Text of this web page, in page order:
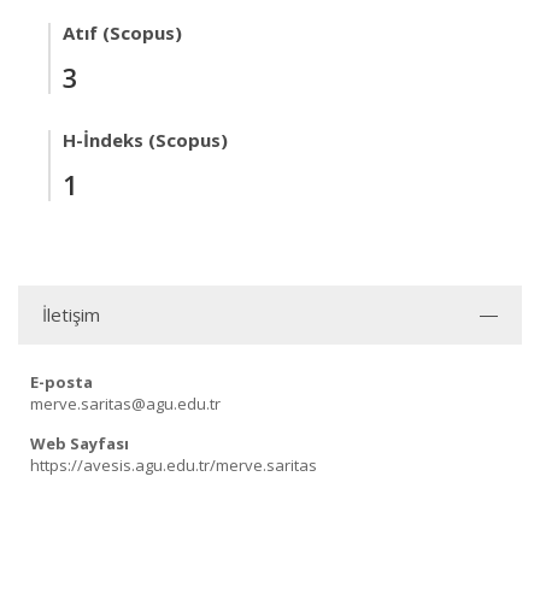
Atıf (Scopus)
3
H-İndeks (Scopus)
1
İletişim
E-posta
merve.saritas@agu.edu.tr
Web Sayfası
https://avesis.agu.edu.tr/merve.saritas